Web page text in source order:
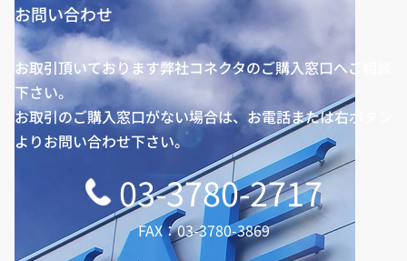
お問い合わせ
お取引頂いております弊社コネクタのご購入窓口へご相談
下さい。
お取引のご購入窓口がない場合は、お電話または右ボタン
よりお問い合わせ下さい。
03-3780-2717
FAX：03-3780-3869